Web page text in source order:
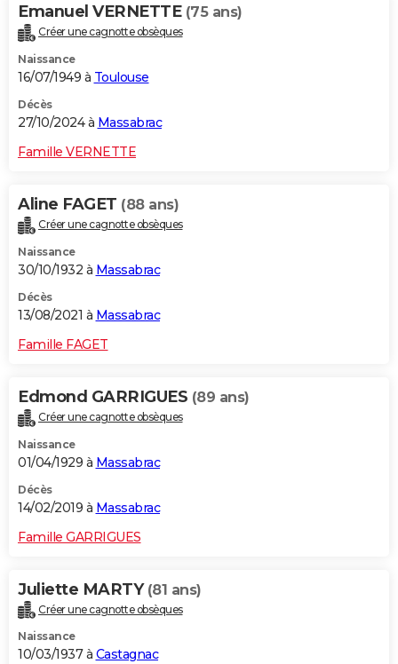
Carte de Noël
Carte Bonne année
Carte Saint-Valentin
Carte Pâques
Carte d'anniversaire
DICTIONNAIRE
Dictionnaire
Biographies
Citations
Expressions
Proverbes
PROGRAMME TV
S'inscrire
Se connecter
Lycées
Collèges
Primaires
Universités
Entreprises
Service militaire
Avis de recherche
AVIS DE DÉCÈS
FORUM
Bricolage
Lifestyle
Culture
Sport
Auto
Television
Voyage
Cinema
Emanuel VERNETTE (75 ans)
Créer une cagnotte obsèques
Naissance
16/07/1949 à Toulouse
Décès
27/10/2024 à Massabrac
Famille VERNETTE
Aline FAGET (88 ans)
Créer une cagnotte obsèques
Naissance
30/10/1932 à Massabrac
Décès
13/08/2021 à Massabrac
Famille FAGET
Edmond GARRIGUES (89 ans)
Créer une cagnotte obsèques
Naissance
01/04/1929 à Massabrac
Décès
14/02/2019 à Massabrac
Famille GARRIGUES
Juliette MARTY (81 ans)
Créer une cagnotte obsèques
Naissance
10/03/1937 à Castagnac